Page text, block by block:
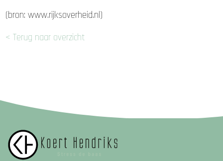
(bron: www.rijksoverheid.nl)
< Terug naar overzicht